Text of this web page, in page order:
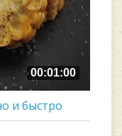
00:01:00
и быстро